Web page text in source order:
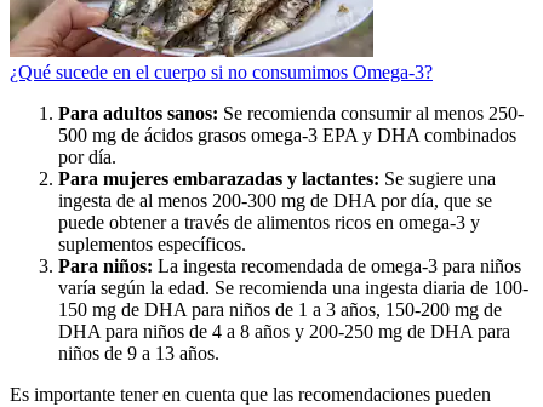
¿Qué sucede en el cuerpo si no consumimos Omega-3?
Para adultos sanos: Se recomienda consumir al menos 250-
500 mg de ácidos grasos omega-3 EPA y DHA combinados
por día.
Para mujeres embarazadas y lactantes: Se sugiere una
ingesta de al menos 200-300 mg de DHA por día, que se
puede obtener a través de alimentos ricos en omega-3 y
suplementos específicos.
Para niños: La ingesta recomendada de omega-3 para niños
varía según la edad. Se recomienda una ingesta diaria de 100-
150 mg de DHA para niños de 1 a 3 años, 150-200 mg de
DHA para niños de 4 a 8 años y 200-250 mg de DHA para
niños de 9 a 13 años.
Es importante tener en cuenta que las recomendaciones pueden